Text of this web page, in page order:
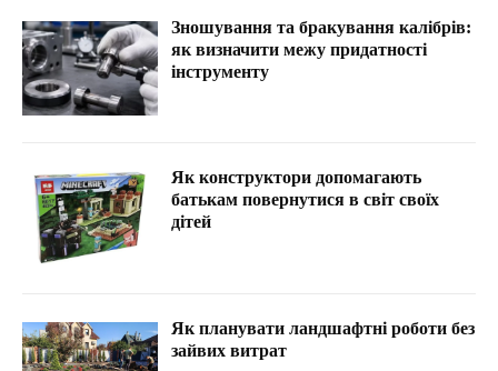
Зношування та бракування калібрів:
як визначити межу придатності
інструменту
Як конструктори допомагають
батькам повернутися в світ своїх
дітей
Як планувати ландшафтні роботи без
зайвих витрат